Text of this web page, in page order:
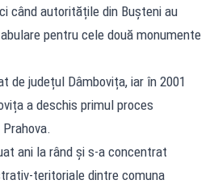
când autoritățile din Bușteni au
pentru cele două monumente
de județul Dâmbovița, iar în 2001
a deschis primul proces
ani la rând și s-a concentrat
teritoriale dintre comuna